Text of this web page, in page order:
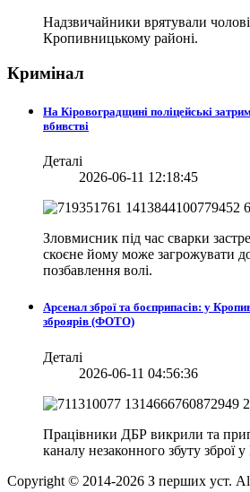
Надзвичайники врятували
Кропивницькому районі.
Кримінал
На Кіровоградщині поліцейські
вбивстві
Деталі
2026-06-11 12:18:45
Зловмисник під час сварки
скоєне йому може загрожувати
позбавлення волі.
Арсенал зброї та боєприпасів: у
зброярів (ФОТО)
Деталі
2026-06-11 04:56:36
Працівники ДБР викрили та
каналу незаконного збуту зброї
Copyright © 2014-2026 З перших уст.